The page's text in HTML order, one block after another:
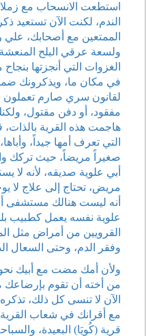
استطعت الانسحاب مع
الندم، لكنت الآن تستعيد
الممتعين مع أصحابك، علي
ولسعة عرقي البلح
الغزوات التي أنجزتها
في مكان ما، ويذكرونك
لقانون سري صارم تعملون
مفقود، أو دفن مقتول،
هاجمت هذه القرية
التي تعرف أمها جيداً،
صغيراً مريضاً، حيث تركك
أبي علوية صديقه، لأنه لا
مريض، تحتاج إلى علاج لا
أنه ليست هنالك مستشفى أو
علوية نفسه يعمل كطبيب
القرويين من أمراض مثل
وفقر الدم، وحتى السعال
ولأن أمك مضت مع أبيك
من أخته أن تقوم بإرضاعك
الآن لا تنسى كل ذلك،
مع أقرانك في شعاب
قرية (كُويَا) البعيدة،